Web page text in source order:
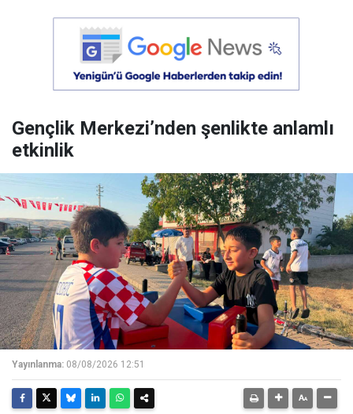
Gençlik Merkezi’nden şenlikte anlamlı
etkinlik
Yayınlanma: 08/08/2026 12:51